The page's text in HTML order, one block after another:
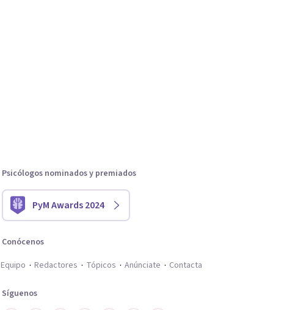
Psicólogos nominados y premiados
PyM Awards 2024
Conócenos
Equipo
Redactores Tópicos Anúnciate Contacta
Síguenos